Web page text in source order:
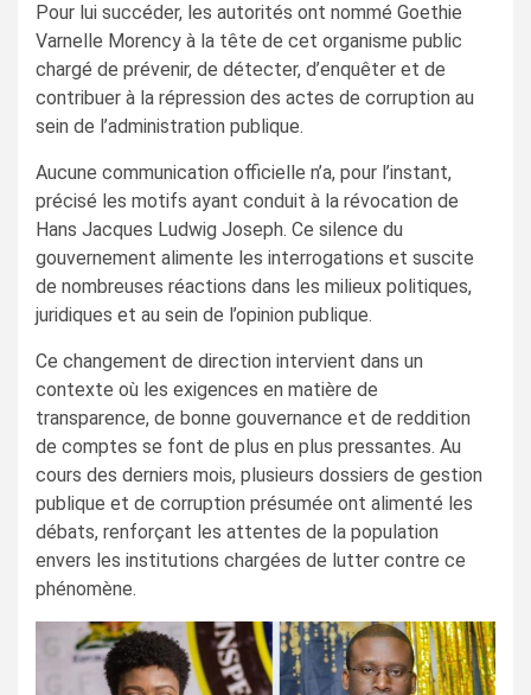
Pour lui succéder, les autorités ont nommé Goethie
Varnelle Morency à la tête de cet organisme public
chargé de prévenir, de détecter, d’enquêter et de
contribuer à la répression des actes de corruption au
sein de l’administration publique.
Aucune communication officielle n’a, pour l’instant,
précisé les motifs ayant conduit à la révocation de
Hans Jacques Ludwig Joseph. Ce silence du
gouvernement alimente les interrogations et suscite
de nombreuses réactions dans les milieux politiques,
juridiques et au sein de l’opinion publique.
Ce changement de direction intervient dans un
contexte où les exigences en matière de
transparence, de bonne gouvernance et de reddition
de comptes se font de plus en plus pressantes. Au
cours des derniers mois, plusieurs dossiers de gestion
publique et de corruption présumée ont alimenté les
débats, renforçant les attentes de la population
envers les institutions chargées de lutter contre ce
phénomène.